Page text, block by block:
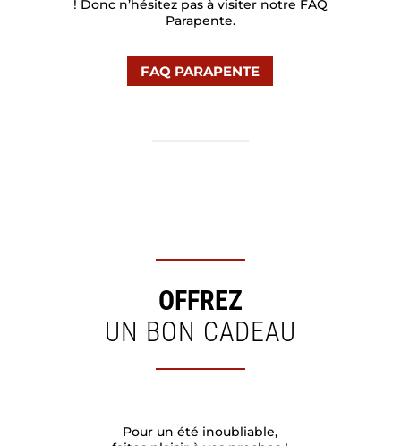
! Donc n’hésitez pas à visiter notre FAQ
Parapente.
FAQ PARAPENTE
OFFREZ
UN BON CADEAU
Pour un été inoubliable,